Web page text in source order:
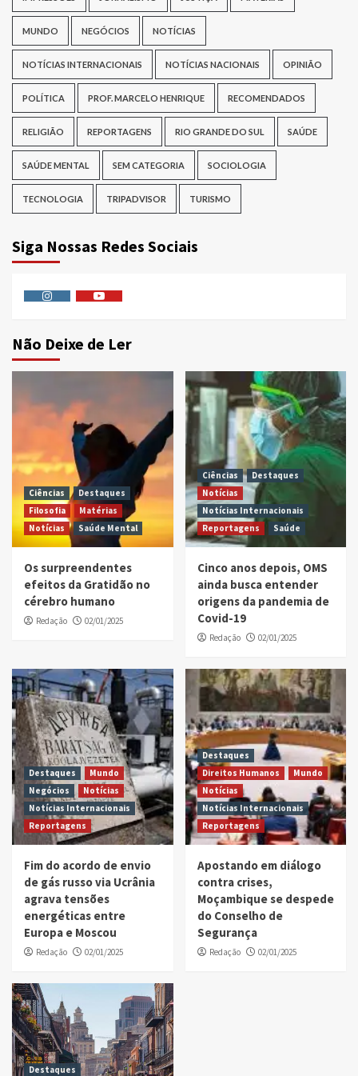
MUNDO NEGÓCIOS NOTÍCIAS
NOTÍCIAS INTERNACIONAIS NOTÍCIAS NACIONAIS OPINIÃO
POLÍTICA PROF. MARCELO HENRIQUE RECOMENDADOS
RELIGIÃO REPORTAGENS RIO GRANDE DO SUL SAÚDE
SAÚDE MENTAL SEM CATEGORIA SOCIOLOGIA
TECNOLOGIA TRIPADVISOR TURISMO
Siga Nossas Redes Sociais
Não Deixe de Ler
Ciências
Destaques
Filosofia
Matérias
Notícias
Saúde Mental
Os surpreendentes
efeitos da Gratidão no
cérebro humano
Redação 02/01/2025
Ciências
Destaques
Notícias
Notícias Internacionais
Reportagens
Saúde
Cinco anos depois, OMS
ainda busca entender
origens da pandemia de
Covid-19
Redação 02/01/2025
Destaques
Mundo
Negócios
Notícias
Notícias Internacionais
Reportagens
Fim do acordo de envio
de gás russo via Ucrânia
agrava tensões
energéticas entre
Europa e Moscou
Redação 02/01/2025
Destaques
Direitos Humanos
Mundo
Notícias
Notícias Internacionais
Reportagens
Apostando em diálogo
contra crises,
Moçambique se despede
do Conselho de
Segurança
Redação 02/01/2025
Destaques